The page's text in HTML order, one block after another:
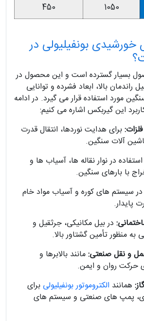
1050
450
خورشیدی بونفیلیولی در
بسیار گسترده است و این محصول در
بالا، ابعاد فشرده و توانایی
مورد استفاده قرار می گیرد. در ادامه
این گیربکس اشاره می کنیم:
برای هدایت نوردها، انتقال قدرت
آلات سنگین.
استفاده در نوار نقاله ها، آسیاب ها و
با بارهای سنگین.
در سیستم های کوره و آسیاب مواد خام
پایدار.
در بیل مکانیکی، جرثقیل و
به منظور تأمین گشتاور بالا.
و نقل صنعتی:مانند بالابرها و
حرکت روان و ایمن.
همانند الکتروموتور بونفیلیولی برای
پمپ های صنعتی و سیستم های